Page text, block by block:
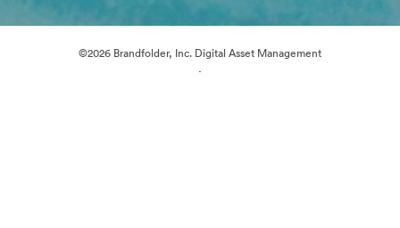
©2026 Brandfolder, Inc. Digital Asset Management
·